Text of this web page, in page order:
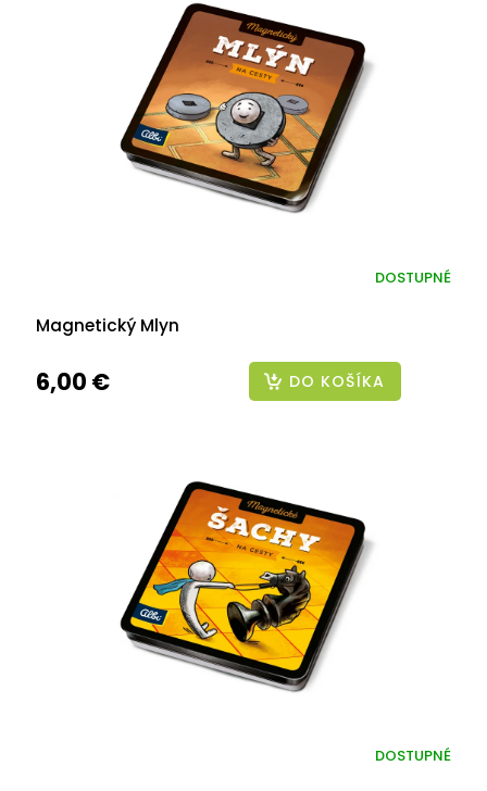
Magnetický Mlyn
DOSTUPNÉ
6,00 € DO KOŠÍKA
DOSTUPNÉ